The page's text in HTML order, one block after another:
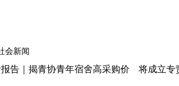
会新闻
告｜揭青协青年宿舍高采购价 将成立专